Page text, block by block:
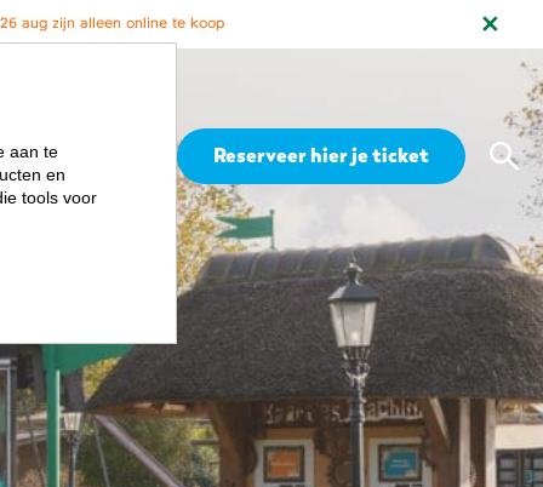
aug zijn alleen online te koop
Reserveer hier je ticket
aan te
en
tools voor